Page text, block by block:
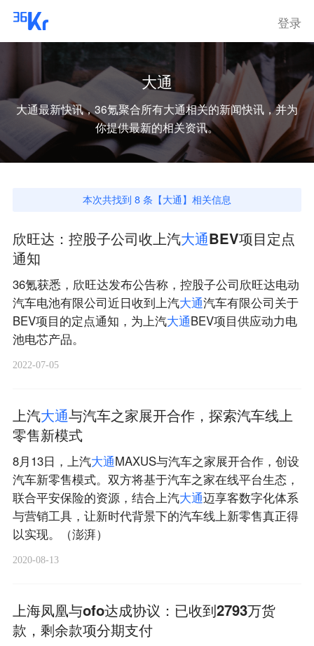
登录
大通
大通最新快讯，36氪聚合所有大通相关的新闻快讯，并为
你提供最新的相关资讯。
本次共找到 8 条【大通 】相关信息
欣旺达：控股子公司收上汽大通BEV项目定点
通知
36氪获悉，欣旺达发布公告称，控股子公司欣旺达电动
汽车电池有限公司近日收到上汽大通汽车有限公司关于
BEV项目的定点通知，为上汽大通BEV项目供应动力电
池电芯产品。
2022-07-05
上汽大通与汽车之家展开合作，探索汽车线上
零售新模式
8月13日，上汽大通MAXUS与汽车之家展开合作，创设
汽车新零售模式。双方将基于汽车之家在线平台生态，
联合平安保险的资源，结合上汽大通迈享客数字化体系
与营销工具，让新时代背景下的汽车线上新零售真正得
以实现。（澎湃）
2020-08-13
上海凤凰与ofo达成协议：已收到2793万货
款，剩余款项分期支付